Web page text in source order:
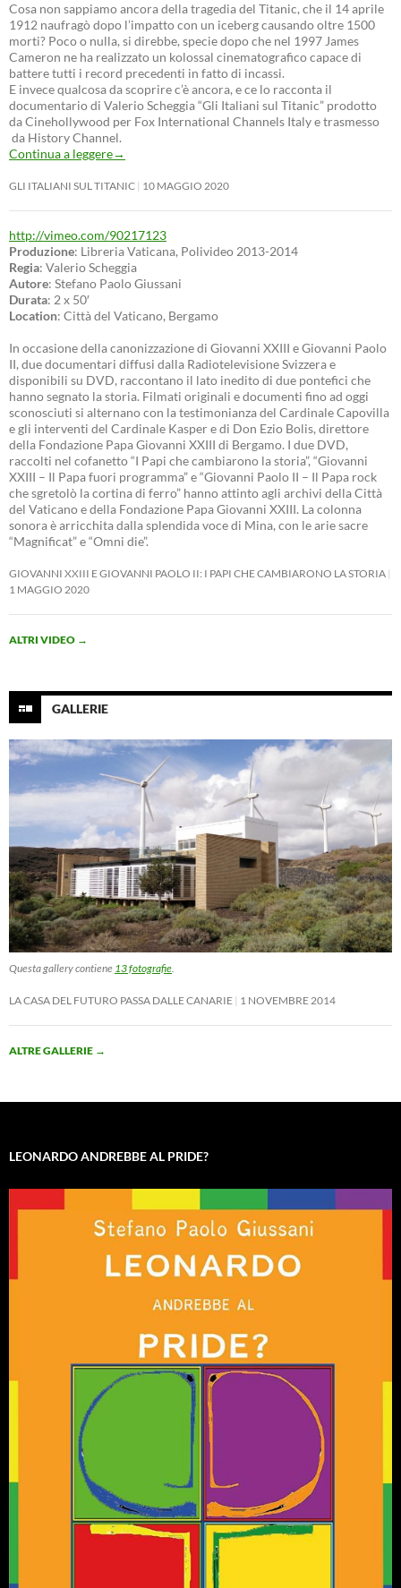
Cosa non sappiamo ancora della tragedia del Titanic, che il 14 aprile
1912 naufragò dopo l’impatto con un iceberg causando oltre 1500
morti? Poco o nulla, si direbbe, specie dopo che nel 1997 James
Cameron ne ha realizzato un kolossal cinematografico capace di
battere tutti i record precedenti in fatto di incassi.
E invece qualcosa da scoprire c’è ancora, e ce lo racconta il
documentario di Valerio Scheggia “Gli Italiani sul Titanic” prodotto
da Cinehollywood per Fox International Channels Italy e trasmesso
da History Channel.
Continua a leggere→
GLI ITALIANI SUL TITANIC 10 MAGGIO 2020
http://vimeo.com/90217123
Produzione: Libreria Vaticana, Polivideo 2013-2014
Regia: Valerio Scheggia
Autore: Stefano Paolo Giussani
Durata: 2 x 50′
Location: Città del Vaticano, Bergamo
In occasione della canonizzazione di Giovanni XXIII e Giovanni Paolo
II, due documentari diffusi dalla Radiotelevisione Svizzera e
disponibili su DVD, raccontano il lato inedito di due pontefici che
hanno segnato la storia. Filmati originali e documenti fino ad oggi
sconosciuti si alternano con la testimonianza del Cardinale Capovilla
e gli interventi del Cardinale Kasper e di Don Ezio Bolis, direttore
della Fondazione Papa Giovanni XXIII di Bergamo. I due DVD,
raccolti nel cofanetto “I Papi che cambiarono la storia”, “Giovanni
XXIII – Il Papa fuori programma” e “Giovanni Paolo II – Il Papa rock
che sgretolò la cortina di ferro” hanno attinto agli archivi della Città
del Vaticano e della Fondazione Papa Giovanni XXIII. La colonna
sonora è arricchita dalla splendida voce di Mina, con le arie sacre
“Magnificat” e “Omni die”.
GIOVANNI XXIII E GIOVANNI PAOLO II: I PAPI CHE CAMBIARONO LA STORIA
1 MAGGIO 2020
ALTRI VIDEO →
GALLERIE
Questa gallery contiene 13 fotografie
LA CASA DEL FUTURO PASSA DALLE CANARIE 1 NOVEMBRE 2014
ALTRE GALLERIE →
LEONARDO ANDREBBE AL PRIDE?